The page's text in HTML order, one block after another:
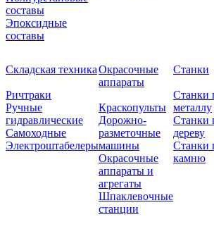
составы
Эпоксидные
составы
Складская техника
Ричтраки
Ручные
гидравлические
Самоходные
Электроштабелеры
Окрасочные
аппараты
Краскопульты
Дорожно-
разметочные
машины
Окрасочные
аппараты и
агрегаты
Шпаклевочные
станции
Станки
Станки
металлу
Станки
дереву
Станки
камню